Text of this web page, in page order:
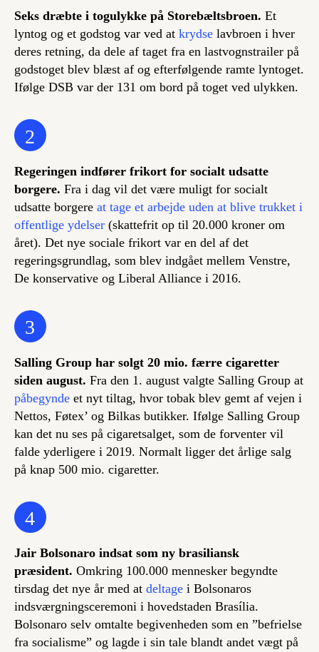
Seks dræbte i togulykke på Storebæltsbroen. Et
lyntog og et godstog var ved at krydse lavbroen i hver
deres retning, da dele af taget fra en lastvognstrailer på
godstoget blev blæst af og efterfølgende ramte lyntoget.
Ifølge DSB var der 131 om bord på toget ved ulykken.
2
Regeringen indfører frikort for socialt udsatte
borgere. Fra i dag vil det være muligt for socialt
udsatte borgere at tage et arbejde uden at blive trukket i
offentlige ydelser (skattefrit op til 20.000 kroner om
året). Det nye sociale frikort var en del af det
regeringsgrundlag, som blev indgået mellem Venstre,
De konservative og Liberal Alliance i 2016.
3
Salling Group har solgt 20 mio. færre cigaretter
siden august. Fra den 1. august valgte Salling Group at
påbegynde et nyt tiltag, hvor tobak blev gemt af vejen i
Nettos, Føtex’ og Bilkas butikker. Ifølge Salling Group
kan det nu ses på cigaretsalget, som de forventer vil
falde yderligere i 2019. Normalt ligger det årlige salg
på knap 500 mio. cigaretter.
4
Jair Bolsonaro indsat som ny brasiliansk
præsident. Omkring 100.000 mennesker begyndte
tirsdag det nye år med at deltage i Bolsonaros
indsværgningsceremoni i hovedstaden Brasília.
Bolsonaro selv omtalte begivenheden som en ”befrielse
fra socialisme” og lagde i sin tale blandt andet vægt på